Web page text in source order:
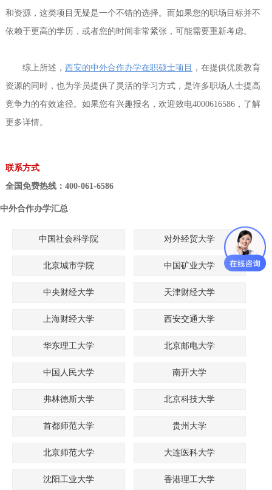
和资源，这类项目无疑是一个不错的选择。而如果您的职场目标并不
依赖于更高的学历，或者您的时间非常紧张，可能需要重新考虑。
综上所述， 西安的中外合作办学在职硕士项目
，在提供优质教育
资源的同时，也为学员提供了灵活的学习方式，是许多职场人士提高
竞争力的有效途径。如果您有兴趣报名，欢迎致电4000616586，了解
更多详情。
联系方式
全国免费热线：400-061-6586
中外合作办学汇总
中国社会科学院 对外经贸大学
北京城市学院 中国矿业大学
中央财经大学 天津财经大学
上海财经大学 西安交通大学
华东理工大学 北京邮电大学
中国人民大学 南开大学
弗林德斯大学 北京科技大学
首都师范大学 贵州大学
北京师范大学 大连医科大学
沈阳工业大学 香港理工大学